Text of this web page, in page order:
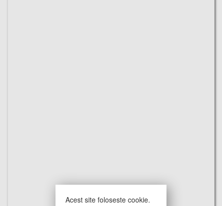
Acest site foloseste cookie.